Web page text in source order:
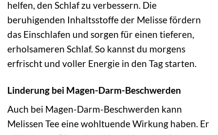
helfen, den Schlaf zu verbessern. Die
beruhigenden Inhaltsstoffe der Melisse fördern
das Einschlafen und sorgen für einen tieferen,
erholsameren Schlaf. So kannst du morgens
erfrischt und voller Energie in den Tag starten.
Linderung bei Magen-Darm-Beschwerden
Auch bei Magen-Darm-Beschwerden kann
Melissen Tee eine wohltuende Wirkung haben. Er